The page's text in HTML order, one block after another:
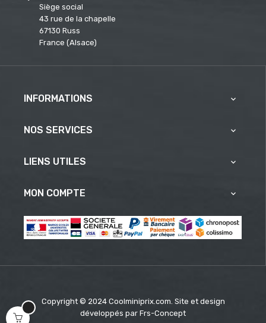
Siège social
43 rue de la chapelle
67130 Russ
France (Alsace)
INFORMATIONS 
NOS SERVICES 
LIENS UTILES 
MON COMPTE 
Copyright © 2024 Coolminiprix.com. Site et design
développés par Frs-Concept